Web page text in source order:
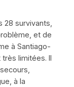
28 survivants,
et de
à Santiago-
limitées. Il
à la